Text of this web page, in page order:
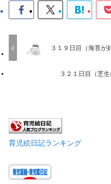
３１９日目（海苔が
３２１日目（芝
育児絵日記ランキング